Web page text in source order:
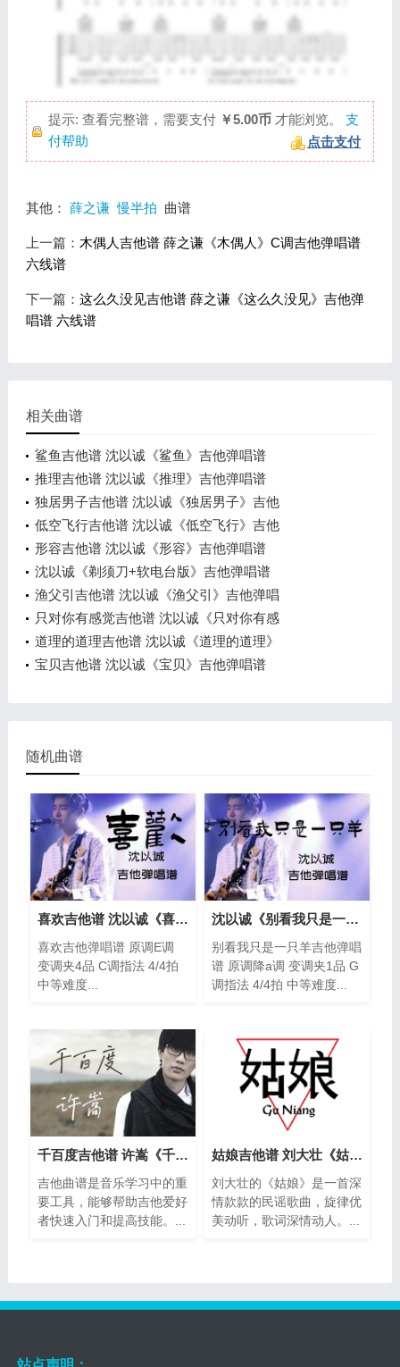
提示: 查看完整谱，需要支付 ￥5.00币才能浏览。
点击支付
支
付帮助
其他： 薛之谦 慢半拍 曲谱
上一篇： 木偶人吉他谱 薛之谦《木偶人》C调吉他弹唱谱
六线谱
下一篇： 这么久没见吉他谱 薛之谦《这么久没见》吉他弹
唱谱 六线谱
相关曲谱
鲨鱼吉他谱 沈以诚《鲨鱼》吉他弹唱谱
推理吉他谱 沈以诚《推理》吉他弹唱谱
独居男子吉他谱 沈以诚《独居男子》吉他
低空飞行吉他谱 沈以诚《低空飞行》吉他
形容吉他谱 沈以诚《形容》吉他弹唱谱
沈以诚《剃须刀+软电台版》吉他弹唱谱
渔父引吉他谱 沈以诚《渔父引》吉他弹唱
只对你有感觉吉他谱 沈以诚《只对你有感
道理的道理吉他谱 沈以诚《道理的道理》
宝贝吉他谱 沈以诚《宝贝》吉他弹唱谱
随机曲谱
喜欢吉他谱 沈以诚《喜欢》吉他弹唱谱
喜欢吉他弹唱谱 原调E调
变调夹4品 C调指法 4/4拍
中等难度...
沈以诚《别看我只是一只羊》吉他弹唱谱
别看我只是一只羊吉他弹唱
谱 原调降a调 变调夹1品 G
调指法 4/4拍 中等难度...
千百度吉他谱 许嵩《千百度》吉他弹唱谱
吉他曲谱是音乐学习中的重
要工具，能够帮助吉他爱好
者快速入门和提高技能。...
姑娘吉他谱 刘大壮《姑娘》吉他弹唱谱
刘大壮的《姑娘》是一首深
情款款的民谣歌曲，旋律优
美动听，歌词深情动人。...